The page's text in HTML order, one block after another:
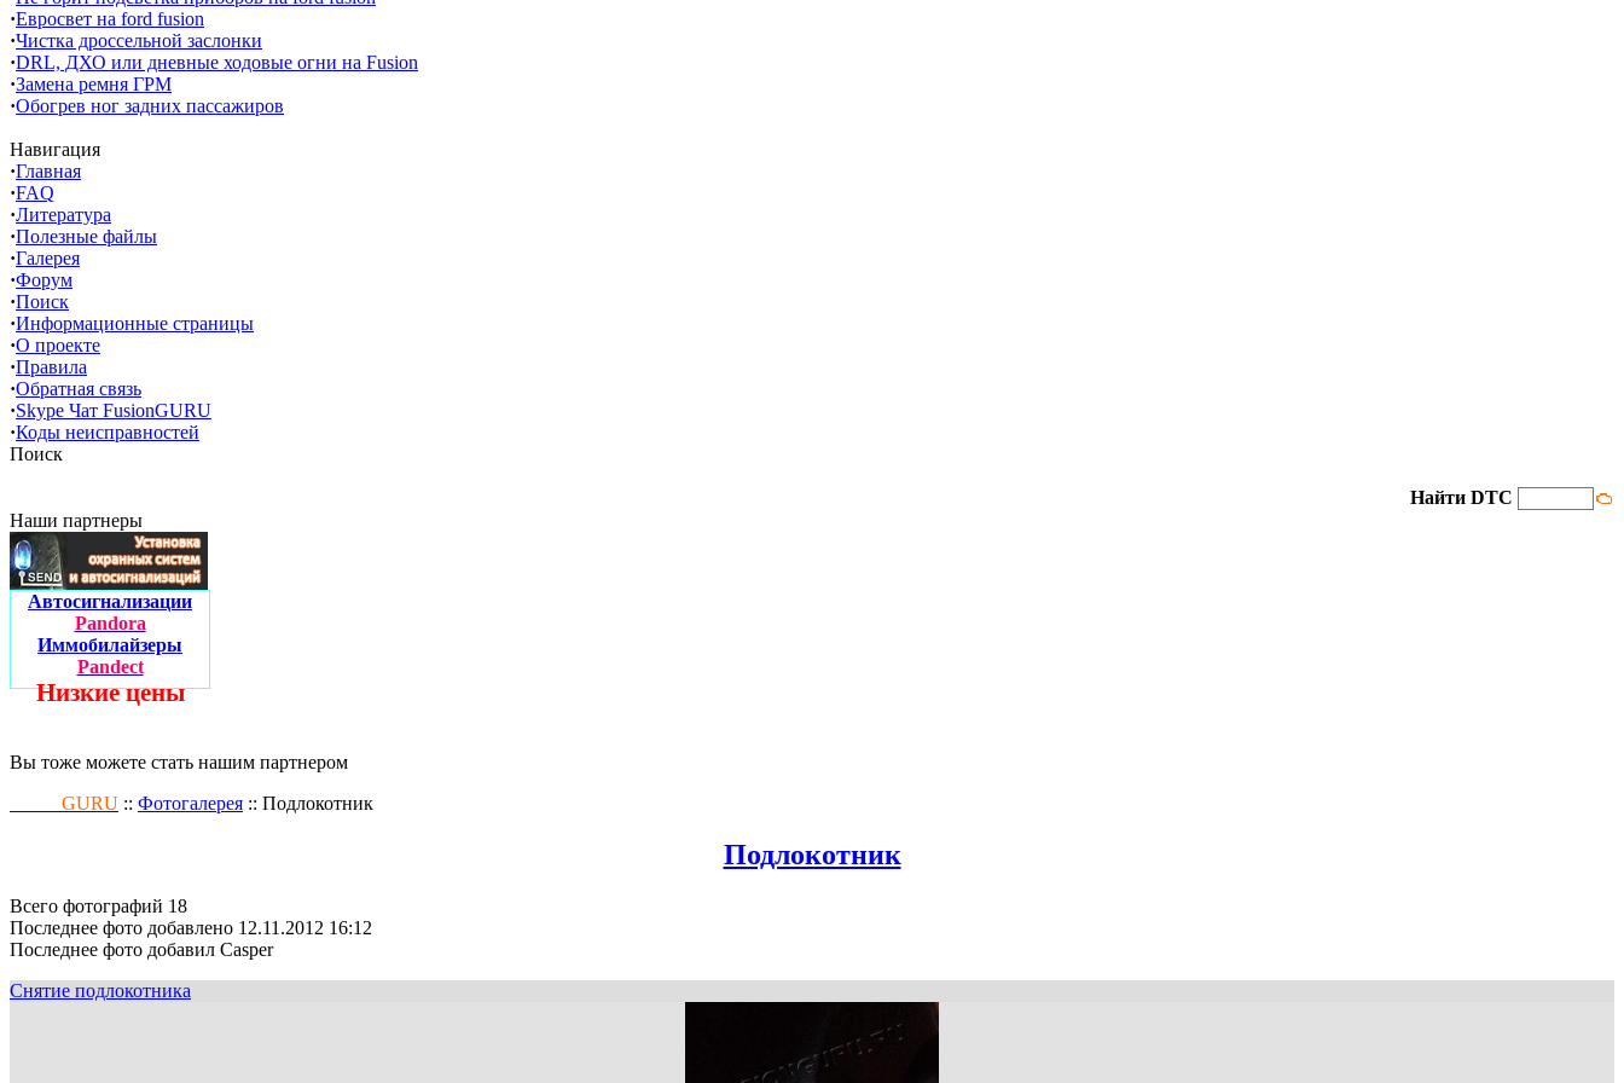
·Евросвет на ford fusion
·Чистка дроссельной заслонки
·DRL, ДХО или дневные ходовые огни на Fusion
·Замена ремня ГРМ
·Обогрев ног задних пассажиров
Навигация
·Главная
·FAQ
·Литература
·Полезные файлы
·Галерея
·Форум
·Поиск
·Информационные страницы
·О проекте
·Правила
·Обратная связь
·Skype Чат FusionGURU
·Коды неисправностей
Поиск
Найти DTC
Наши партнеры
Автосигнализации
Pandora
Иммобилайзеры
Pandect
Низкие цены
Вы тоже можете стать нашим партнером
GURU :: Фотогалерея :: Подлокотник
Подлокотник
Всего фотографий 18
Последнее фото добавлено 12.11.2012 16:12
Последнее фото добавил Casper
Снятие подлокотника